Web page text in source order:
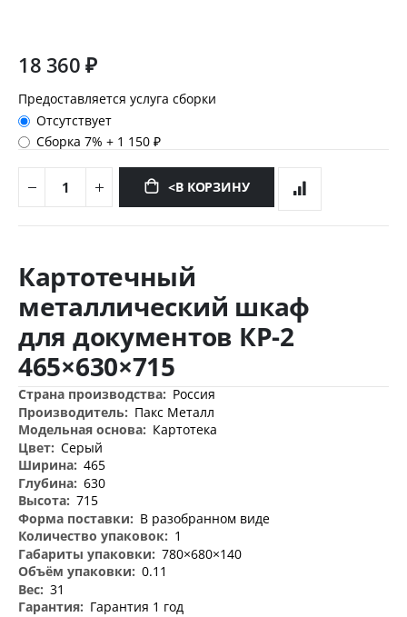
18 360 ₽
Предоставляется услуга сборки
Отсутствует
Сборка 7%+ 1 150 ₽
<В КОРЗИНУ
к
началу
галереи
изображений
Картотечный
металлический шкаф
для документов КР-2
465×630×715
Дополнительная
информация
Россия
Пакс Металл
Картотека
Серый
465
630
715
В разобранном виде
1
780×680×140
0.11
31
Гарантия 1 год